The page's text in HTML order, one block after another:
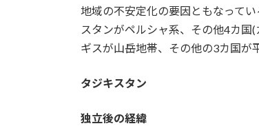
地域の不安定化の要因ともなって
スタンがペルシャ系、その他4カ国
ギスが山岳地帯、その他の3カ国が
タジキスタン
独立後の経緯